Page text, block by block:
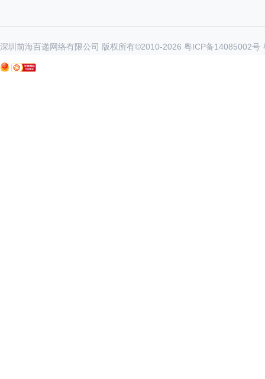
深圳前海百递网络有限公司 版权所有©2010-2026 粤ICP备14085002号